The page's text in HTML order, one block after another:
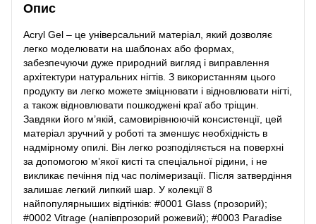
Опис
Acryl Gel – це універсальний матеріал, який дозволяє
легко моделювати на шаблонах або формах,
забезпечуючи дуже природний вигляд і виправлення
архітектури натуральних нігтів. З використанням цього
продукту ви легко можете зміцнювати і відновлювати нігті,
а також відновлювати пошкоджені краї або тріщин.
Завдяки його м’якій, самовирівнюючій консистенції, цей
матеріал зручний у роботі та зменшує необхідність в
надмірному опилі. Він легко розподіляється на поверхні
за допомогою м’якої кисті та спеціальної рідини, і не
викликає печіння під час полімеризації. Після затвердіння
залишає легкий липкий шар. У колекції 8
найпопулярныших відтінків: #0001 Glass (прозорий);
#0002 Vitrage (напівпрозорий рожевий); #0003 Paradise